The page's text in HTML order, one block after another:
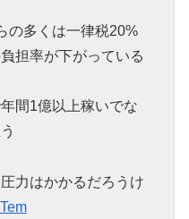
の多くは一律税20%
担率が下がっている
間1億以上稼いでな
力はかかるだろうけ